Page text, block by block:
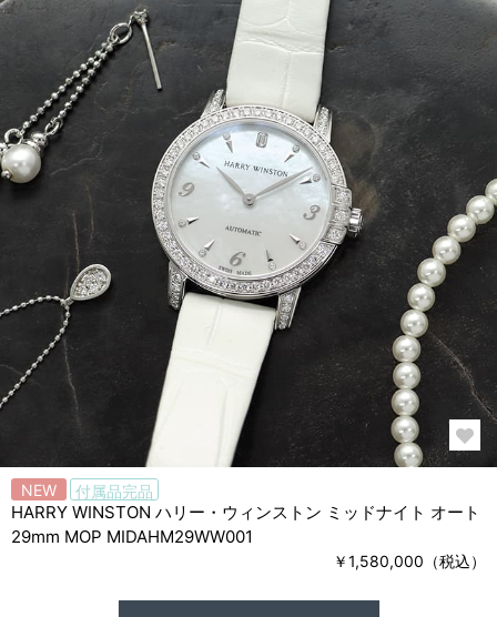
NEW 付属品完品
HARRY WINSTON ハリー・ウィンストン ミッドナイト オート
29mm MOP MIDAHM29WW001
￥1,580,000（税込）